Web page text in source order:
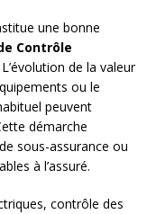
une bonne
Contrôle
de la valeur
ou le
peuvent
démarche
sous-assurance ou
à l’assuré.
contrôle des